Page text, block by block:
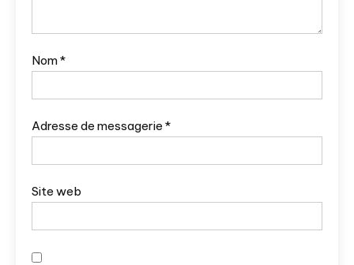
Nom*
Adresse de messagerie *
Site web